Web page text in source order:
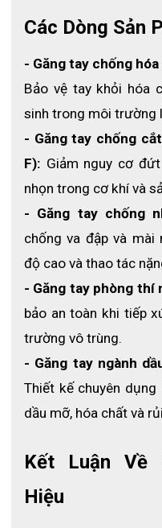
Các Dòng Sản
- Găng tay chống
Bảo vệ tay khỏi hóa
sinh trong môi trường
- Găng tay chống
F): Giảm nguy cơ
nhọn trong cơ khí và
- Găng tay chống
chống va đập và
độ cao và thao tác
- Găng tay phòng thí
bảo an toàn khi tiếp
trường vô trùng.
- Găng tay ngành
Thiết kế chuyên
dầu mỡ, hóa chất và
Kết Luận Về
Hiệu